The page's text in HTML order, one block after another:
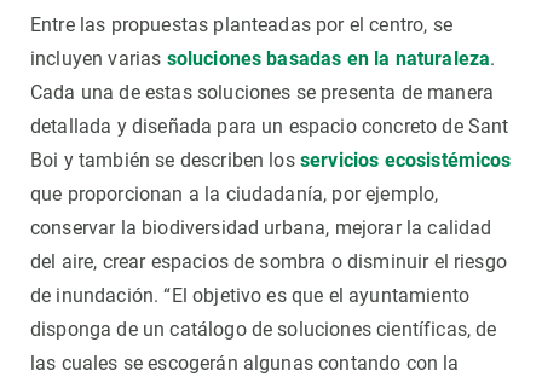
Entre las propuestas planteadas por el centro, se
incluyen varias soluciones basadas en la naturaleza.
Cada una de estas soluciones se presenta de manera
detallada y diseñada para un espacio concreto de Sant
Boi y también se describen los servicios ecosistémicos
que proporcionan a la ciudadanía, por ejemplo,
conservar la biodiversidad urbana, mejorar la calidad
del aire, crear espacios de sombra o disminuir el riesgo
de inundación. “El objetivo es que el ayuntamiento
disponga de un catálogo de soluciones científicas, de
las cuales se escogerán algunas contando con la